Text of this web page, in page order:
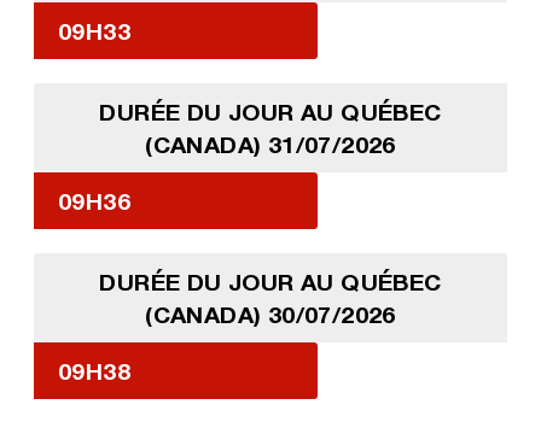
09H33
DURÉE DU JOUR AU QUÉBEC
(CANADA) 31/07/2026
09H36
DURÉE DU JOUR AU QUÉBEC
(CANADA) 30/07/2026
09H38